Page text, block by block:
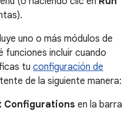
uno o más módulos de
funciones incluir cuando
tu configuración de
de la siguiente manera:
Configurations en la barra